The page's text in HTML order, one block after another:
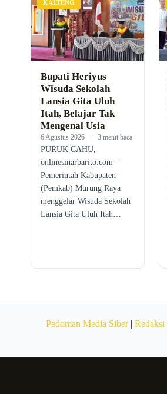
KALTENG
Bupati Heriyus
Wisuda Sekolah
Lansia Gita Uluh
Itah, Belajar Tak
Mengenal Usia
6 Agustus 2026 · 3 menit baca
PURUK CAHU,
onlinesinarbarito.com –
Pemerintah Kabupaten
(Pemkab) Murung Raya
menggelar Wisuda Sekolah
Lansia Gita Uluh Itah…
Pedoman Media Siber| Redaksi